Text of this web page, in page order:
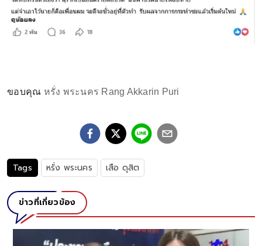
ขอบคุณ หรั่ง พระนคร Rang Akkarin Puri
Tags หรั่ง พระนคร เสือ ดุสิต
ข่าวที่เกี่ยวข้อง